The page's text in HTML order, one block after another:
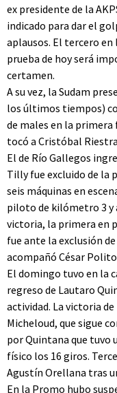
ex presidente de la
indicado para dar el
aplausos. El tercero
prueba de hoy será
certamen.
A su vez, la Sudam
los últimos tiempos)
de males en la
tocó a Cristóbal
El de Río Gallegos
Tilly fue excluido de la
seis máquinas en
piloto de kilómetro 3 y
victoria, la primera en
fue ante la exclusión
acompañó César
El domingo tuvo en la
regreso de Lautaro
actividad. La victoria
Micheloud, que sigue
por Quintana que tuvo
físico los 16 giros.
Agustín Orellana tras
En la Promo hubo